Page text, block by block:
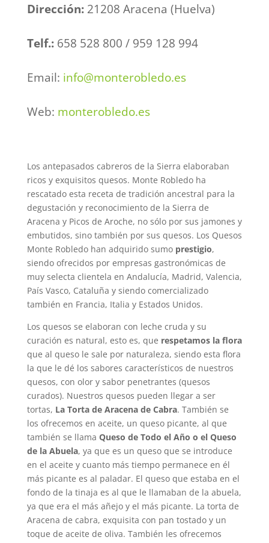
Dirección:21208 Aracena (Huelva)
Telf.:658 528 800 / 959 128 994
Email: info@monterobledo.es
Web: monterobledo.es
Los antepasados cabreros de la Sierra elaboraban
ricos y exquisitos quesos. Monte Robledo ha
rescatado esta receta de tradición ancestral para la
degustación y reconocimiento de la Sierra de
Aracena y Picos de Aroche, no sólo por sus jamones y
embutidos, sino también por sus quesos. Los Quesos
Monte Robledo han adquirido sumo prestigio,
siendo ofrecidos por empresas gastronómicas de
muy selecta clientela en Andalucía, Madrid, Valencia,
País Vasco, Cataluña y siendo comercializado
también en Francia, Italia y Estados Unidos.
Los quesos se elaboran con leche cruda y su
curación es natural, esto es, que respetamos la flora
que al queso le sale por naturaleza, siendo esta flora
la que le dé los sabores característicos de nuestros
quesos, con olor y sabor penetrantes (quesos
curados). Nuestros quesos pueden llegar a ser
tortas, La Torta de Aracena de Cabra. También se
los ofrecemos en aceite, un queso picante, al que
también se llama Queso de Todo el Año o el Queso
de la Abuela, ya que es un queso que se introduce
en el aceite y cuanto más tiempo permanece en él
más picante es al paladar. El queso que estaba en el
fondo de la tinaja es al que le llamaban de la abuela,
ya que era el más añejo y el más picante. La torta de
Aracena de cabra, exquisita con pan tostado y un
toque de aceite de oliva. También les ofrecemos